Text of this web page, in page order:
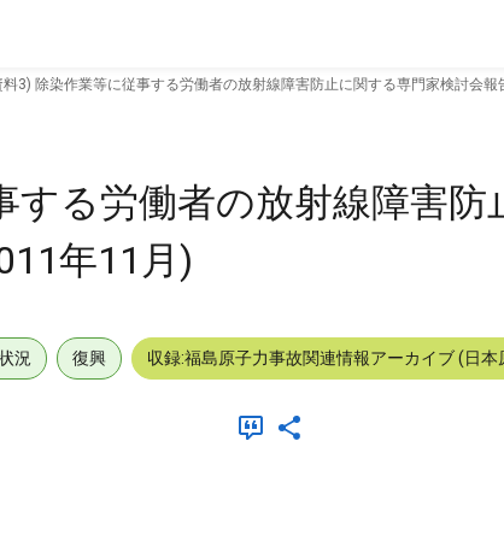
料3) 除染作業等に従事する労働者の放射線障害防止に関する専門家検討会
する労働者の放射線障害防
年11月)
況 復興 収録:福島原子力事故関連情報アーカイブ (日